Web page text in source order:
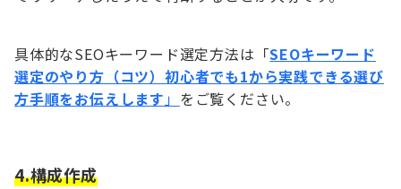
具体的なSEOキーワード選定方法は「SEOキーワード
選定のやり方（コツ）初心者でも1から実践できる選び
方手順をお伝えします」 をご覧ください。
4.構成作成